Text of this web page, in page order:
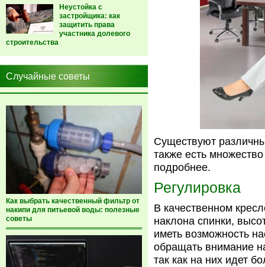
Неустойка с
застройщика: как
защитить права
участника долевого
строительства
Случайные советы
Как выбрать качественный фильтр от
накипи для питьевой воды: полезные
советы
Существуют
также есть
подробнее.
Регулировка
В качественном
наклона спинки,
иметь возможность
обращать внимание
так как на них идет